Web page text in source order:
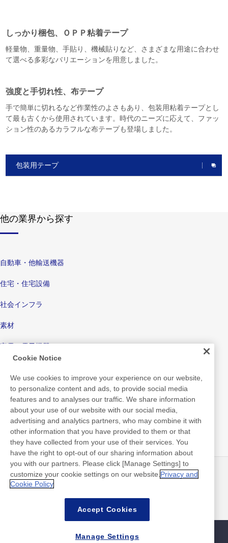
しっかり梱包、ＯＰＰ粘着テープ
軽量物、重量物、手貼り、機械貼りなど、さまざまな用途に合わせ
て選べる多彩なバリエーションを用意しました。
強度と手切れ性、布テープ
手で簡単に切れるなど作業性のよさもあり、包装用粘着テープとし
て最も古くから使用されています。時代のニーズに応えて、ファッ
ション性のあるカラフルな布テープも登場しました。
包装用テープ
他の業界から探す
自動車・他輸送機器
住宅・住宅設備
社会インフラ
素材
家電・電子機器
電子デバイス
医療
包装材料
消費財・生活
ニュース
お問い合わせ
よくあるご質問
サイトポリシー
Cookie Notice
We use cookies to improve your experience on our website,
to personalize content and ads, to provide social media
features and to analyses our traffic. We share information
about your use of our website with our social media,
advertising and analytics partners, who may combine it with
other information that you have provided to them or that
they have collected from your use of their services. You
have the right to opt-out of our sharing information about
you with our partners. Please click [Manage Settings] to
customize your cookie settings on our website. Privacy and
Cookie Policy
Accept Cookies
Manage Settings